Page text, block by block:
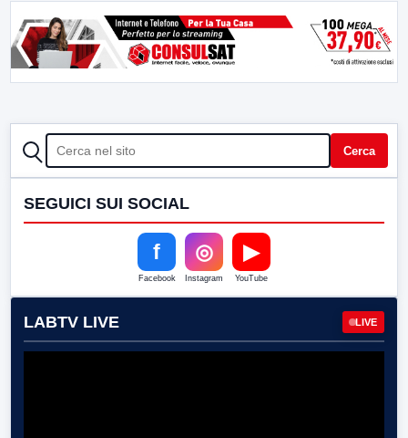
CERCA Cerca
SEGUICI SUI SOCIAL
f
Facebook
◎
Instagram
▶
YouTube
LABTV LIVE LIVE